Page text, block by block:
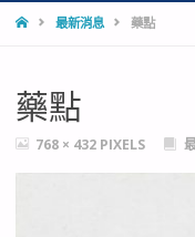
HOME最新消息 藥點
藥點
FULL768 × 432 PIXELS